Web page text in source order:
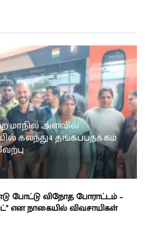
மாநில அளவில்
கலந்து4 தங்கப்பதக்கம்
போட்டு விநோத போராட்டம் –
என நாகையில் விவசாயிகள்